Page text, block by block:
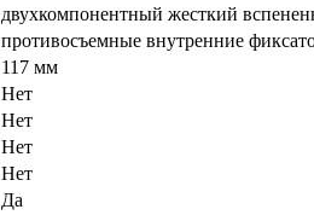
двухкомпонентный жесткий
противосъемные внутренние
117 мм
Нет
Нет
Нет
Нет
Да